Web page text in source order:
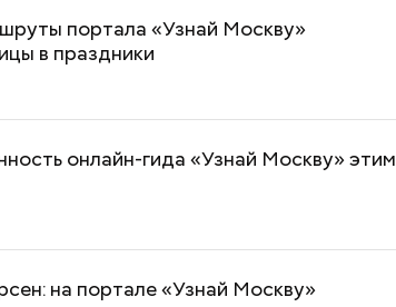
портала «Узнай Москву»
в праздники
онлайн-гида «Узнай Москву» этим
на портале «Узнай Москву»